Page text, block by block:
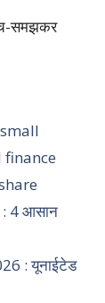
समझकर
4 आसान
: यूनाईटेड